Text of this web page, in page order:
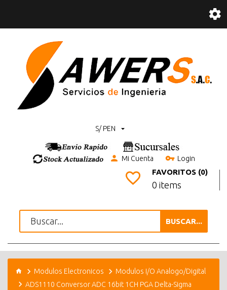
S/ PEN
Mi Cuenta Login
FAVORITOS (0)
0 items
BUSCAR...
Modulos Electronicos
Modulos I/O Analogo/Digital
ADS1110 Conversor ADC 16bit 1CH PGA Delta-Sigma